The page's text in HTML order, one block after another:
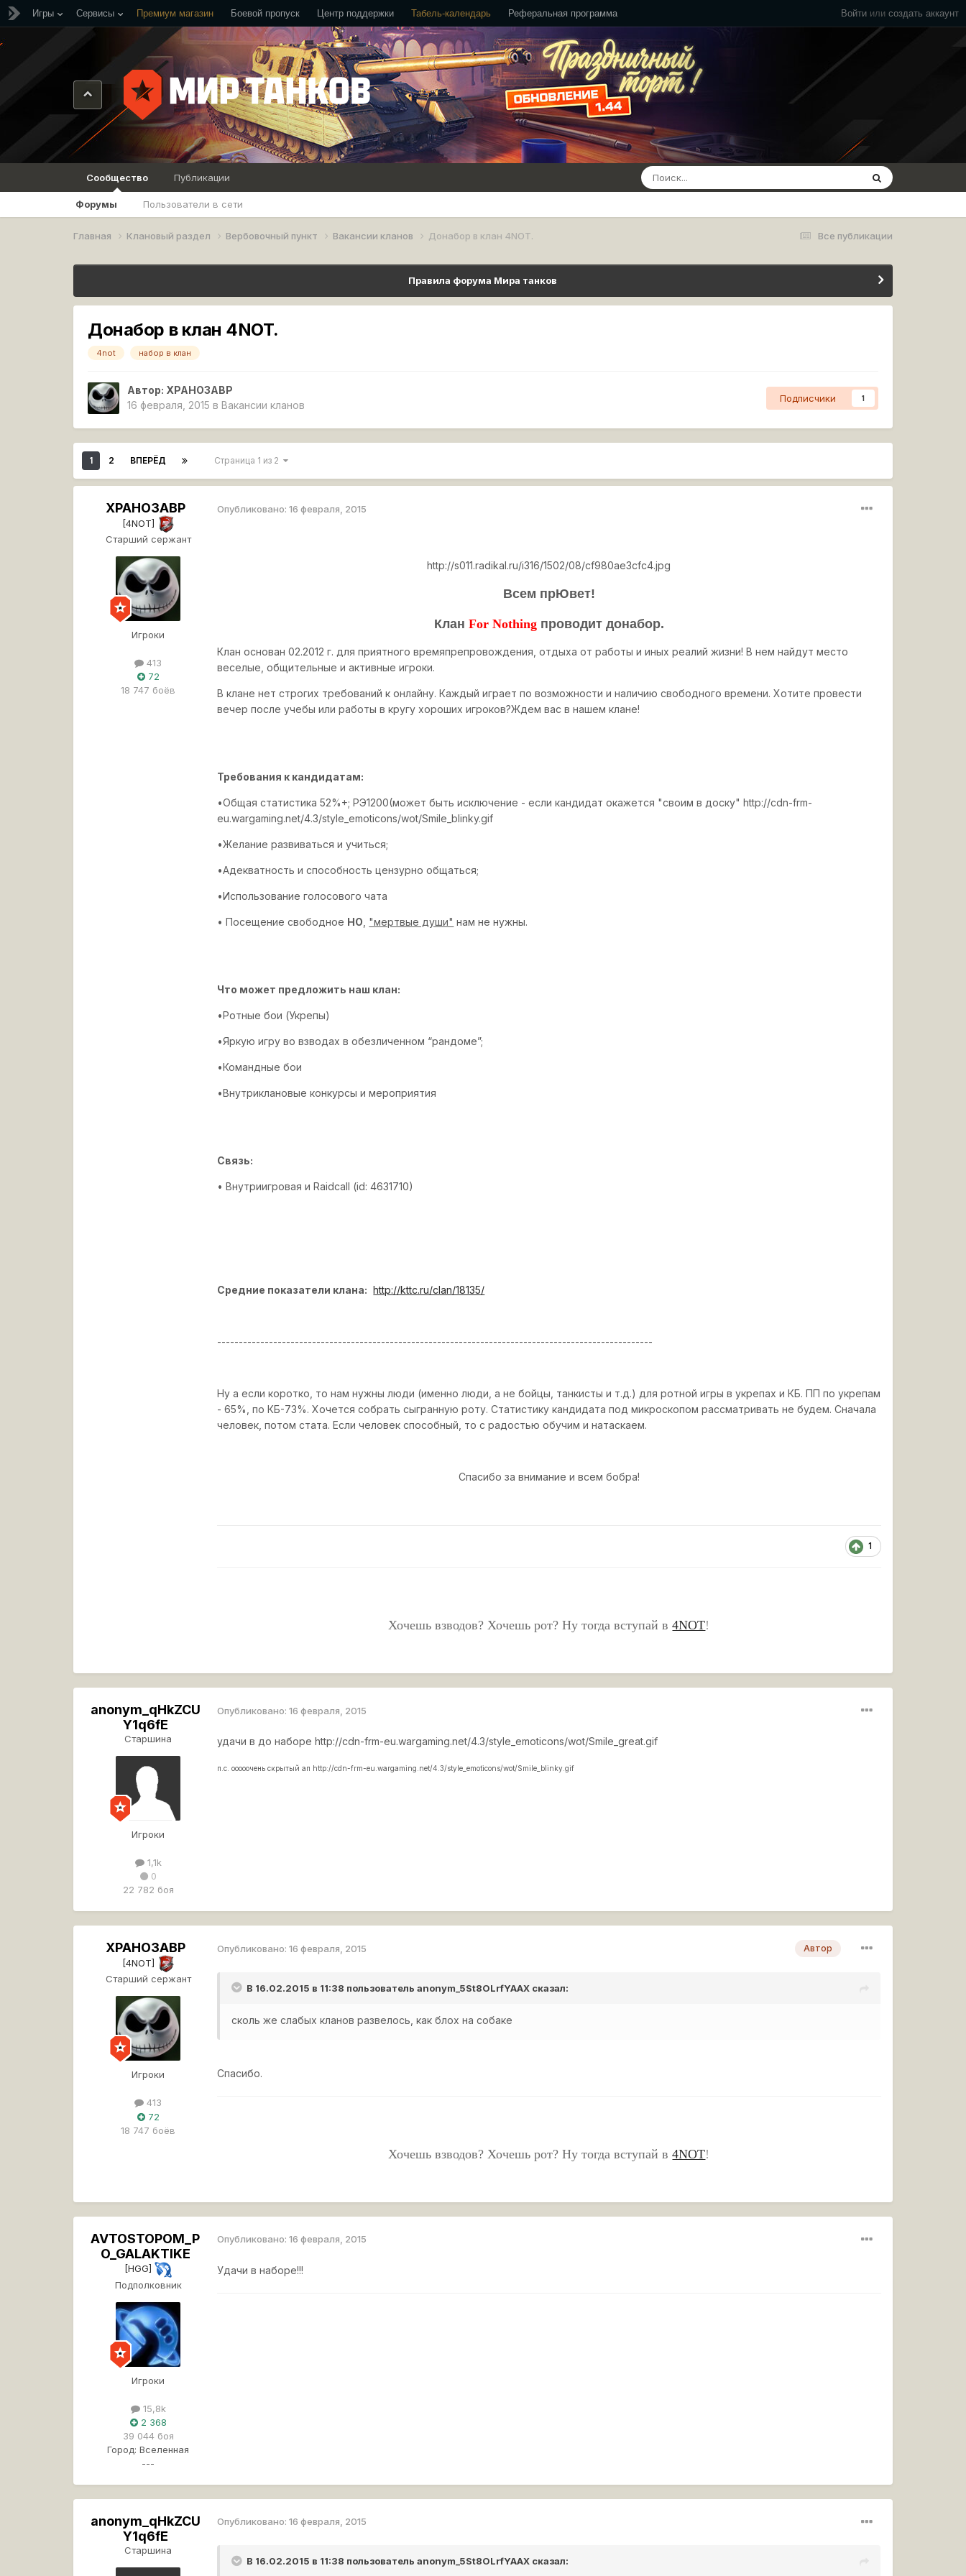
Войти или создать аккаунт
Игры Сервисы Премиум магазин Боевой пропуск Центр поддержки Табель-календарь Реферальная программа
Сообщество
Форумы Пользователи в сети
Публикации
Все публикации
Главная Клановый раздел Вербовочный пункт Вакансии кланов Донабор в клан 4NOT.
Правила форума Мира танков
Донабор в клан 4NOT.
4not набор в клан
Автор: XPAHO3ABP
16 февраля, 2015 в Вакансии кланов
Подписчики 1
1 2 ВПЕРЁД Страница 1 из 2
XPAHO3ABP
[4NOT]
Старший сержант
Игроки
413
72
18 747 боёв
Опубликовано:16 февраля, 2015
http://s011.radikal.ru/i316/1502/08/cf980ae3cfc4.jpg
Всем прЮвет!
Клан For Nothing проводит донабор.
Клан основан 02.2012 г. для приятного времяпрепровождения, отдыха от работы и иных реалий жизни! В нем найдут место
веселые, общительные и активные игроки.
В клане нет строгих требований к онлайну. Каждый играет по возможности и наличию свободного времени. Хотите провести
вечер после учебы или работы в кругу хороших игроков?Ждем вас в нашем клане!
Требования к кандидатам:
•Общая статистика 52%+; РЭ1200(может быть исключение - если кандидат окажется "своим в доску"http://cdn-frm-
eu.wargaming.net/4.3/style_emoticons/wot/Smile_blinky.gif
•Желание развиваться и учиться;
•Адекватность и способность цензурно общаться;
•Использование голосового чата
• Посещение свободное НО "мертвые души" нам не нужны.
Что может предложить наш клан:
•Ротные бои (Укрепы)
•Яркую игру во взводах в обезличенном “рандоме”;
•Командные бои
•Внутриклановые конкурсы и мероприятия
Связь:
• Внутриигровая и Raidcall (id: 4631710)
Средние показатели клана: http://kttc.ru/clan/18135/
-----------------------------------------------------------------------------------------------------
Ну а если коротко, то нам нужны люди (именно люди, а не бойцы, танкисты и т.д.) для ротной игры в укрепах и КБ. ПП по укрепам
- 65%, по КБ-73%. Хочется собрать сыгранную роту. Статистику кандидата под микроскопом рассматривать не будем. Сначала
человек, потом стата. Если человек способный, то с радостью обучим и натаскаем.
Спасибо за внимание и всем бобра!
1
Хочешь взводов? Хочешь рот? Ну тогда вступай в 4NOT!
anonym_qHkZCU
Y1q6fE
Старшина
Игроки
1,1k
0
22 782 боя
Опубликовано:16 февраля, 2015
удачи в до набореhttp://cdn-frm-eu.wargaming.net/4.3/style_emoticons/wot/Smile_great.gif
п.с. ооооочень скрытый ап http://cdn-frm-eu.wargaming.net/4.3/style_emoticons/wot/Smile_blinky.gif
XPAHO3ABP
[4NOT]
Старший сержант
Игроки
413
72
18 747 боёв
Автор
Опубликовано:16 февраля, 2015
В 16.02.2015 в 11:38 пользовательanonym_5St8OLrfYAAX сказал:
сколь же слабых кланов развелось, как блох на собаке
Спасибо.
Хочешь взводов? Хочешь рот? Ну тогда вступай в 4NOT!
AVTOSTOPOM_P
O_GALAKTIKE
[HGG]
Подполковник
Игроки
15,8k
2 368
39 044 боя
Город: Вселенная
---
Опубликовано:16 февраля, 2015
Удачи в наборе!!!
anonym_qHkZCU
Y1q6fE
Старшина
Опубликовано:16 февраля, 2015
В 16.02.2015 в 11:38 пользовательanonym_5St8OLrfYAAX сказал: